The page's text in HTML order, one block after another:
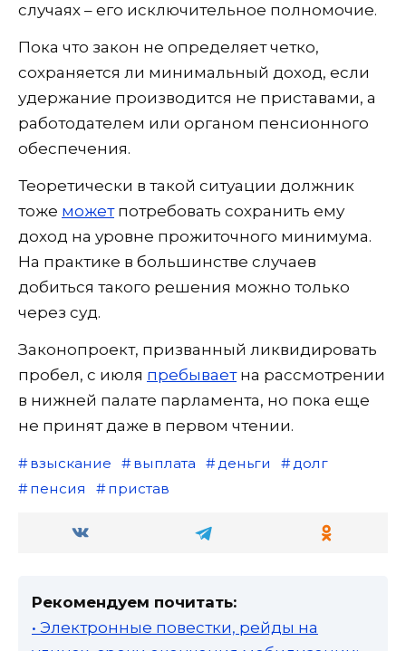
случаях – его исключительное полномочие.
Пока что закон не определяет четко,
сохраняется ли минимальный доход, если
удержание производится не приставами, а
работодателем или органом пенсионного
обеспечения.
Теоретически в такой ситуации должник
тоже можетпотребовать сохранить ему
доход на уровне прожиточного минимума.
На практике в большинстве случаев
добиться такого решения можно только
через суд.
Законопроект, призванный ликвидировать
пробел, с июля пребываетна рассмотрении
в нижней палате парламента, но пока еще
не принят даже в первом чтении.
взыскание выплата деньги
долг
пенсия
пристав
Рекомендуем почитать:
• Электронные повестки, рейды на